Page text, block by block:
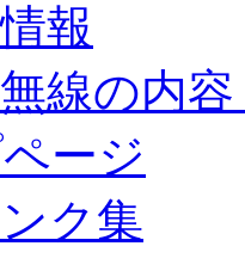
報
線の内
ージ
ク集